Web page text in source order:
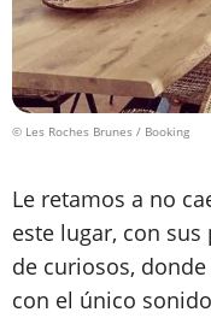
© Les Roches Brunes / Booking
Le retamos a no
este lugar, con
de curiosos,
con el único